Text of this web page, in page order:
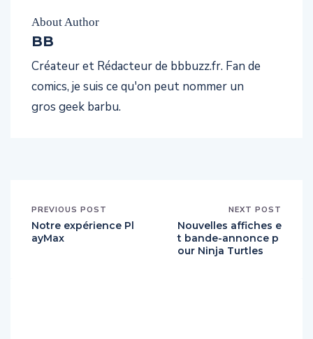
About Author
BB
Créateur et Rédacteur de bbbuzz.fr. Fan de
comics, je suis ce qu'on peut nommer un
gros geek barbu.
PREVIOUS POST
Notre expérience Pl
ayMax
NEXT POST
Nouvelles affiches e
t bande-annonce p
our Ninja Turtles